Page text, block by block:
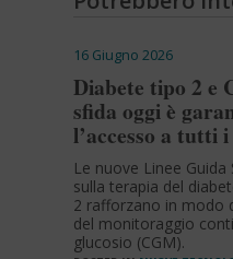
16 Giugno 2026
Diabete tipo 2 e
sfida oggi è
l’accesso a tutti
Le nuove Linee Guida
sulla terapia del
2 rafforzano in modo
del monitoraggio
glucosio (CGM).